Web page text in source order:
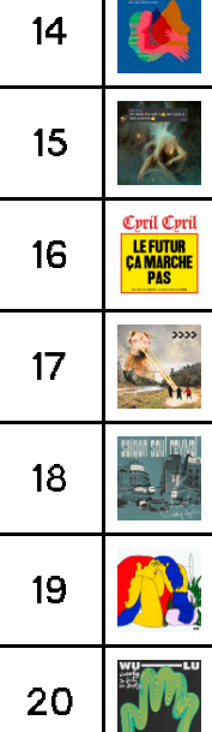
14
15
16
17
18
19
20